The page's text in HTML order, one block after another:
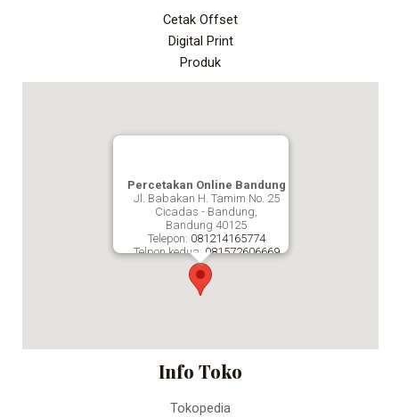
Cetak Offset
Digital Print
Produk
Percetakan Online Bandung
Jl. Babakan H. Tamim No. 25
Cicadas - Bandung,
Bandung 40125
Telepon: 081214165774
Telpon kedua: 081572606669
Percetakan Online Bandung
Info Toko
Tokopedia